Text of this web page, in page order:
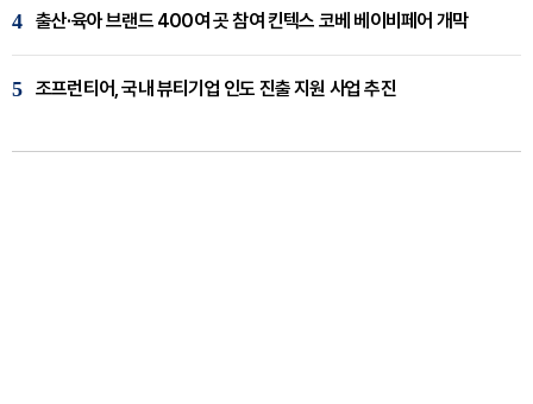
4 출산·육아 브랜드 400여 곳 참여 킨텍스 코베 베이비페어 개막
5 조프런티어, 국내 뷰티기업 인도 진출 지원 사업 추진